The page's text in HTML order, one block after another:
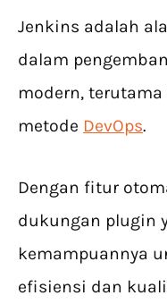
Jenkins adalah
dalam
modern,
metode DevOps.
Dengan fitur
dukungan plugin
kemampuannya
efisiensi dan